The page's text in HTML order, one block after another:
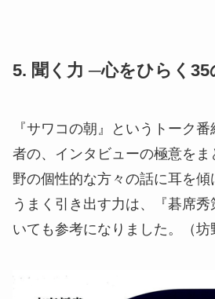
5. 聞く力 ─心をひらく35
『サワコの朝』というトーク
者の、インタビューの極意を
野の個性的な方々の話に耳を
うまく引き出す力は、『碁席
いても参考になりました。（坊